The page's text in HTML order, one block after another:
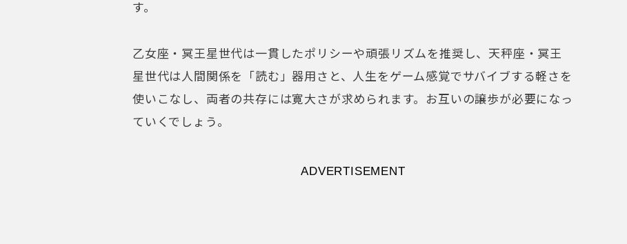
す。
乙女座・冥王星世代は一貫したポリシーや頑張リズムを推奨し、天秤座・冥王
星世代は人間関係を「読む」器用さと、人生をゲーム感覚でサバイブする軽さを
使いこなし、両者の共存には寛大さが求められます。お互いの譲歩が必要になっ
ていくでしょう。
ADVERTISEMENT